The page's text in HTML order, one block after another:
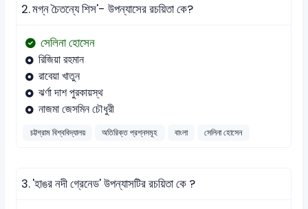
2.মগ্ন চৈতন্যে শিস'- উপন্যাসের রচয়িতা কে?
সেলিনা হােসেন
রিজিয়া রহমান
রাবেয়া খাতুন
ঝর্ণা দাশ পুরকায়স্থ
নাজমা জেসমিন চৌধুরী
চট্টগ্রাম বিশ্ববিদ্যালয় অতিরিক্ত প্রশ্নসমূহ বাংলা সেলিনা হোসেন
3.'হাঙর নদী গ্রেনেড' উপন্যাসটির রচয়িতা কে ?